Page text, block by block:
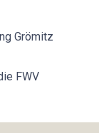
Grömitz
FWV